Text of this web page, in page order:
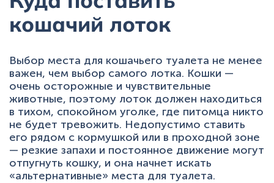
кошачий лоток
Выбор места для кошачьего туалета не менее
важен, чем выбор самого лотка. Кошки —
очень осторожные и чувствительные
животные, поэтому лоток должен находиться
в тихом, спокойном уголке, где питомца никто
не будет тревожить. Недопустимо ставить
его рядом с кормушкой или в проходной зоне
— резкие запахи и постоянное движение могут
отпугнуть кошку, и она начнет искать
«альтернативные» места для туалета.